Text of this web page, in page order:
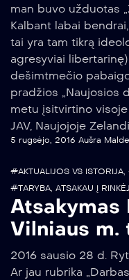
man buvo užduotas
Kalbant labai
tai yra tam tikrą
agresyviai
dešimtmečio
pradžios „Naujosios
metu įsitvirtino
JAV, Naujojoje
5 rugsėjo, 2016 Aušra
#AKTUALIJOS VS ISTORIJA,
#TARYBA, ATSAKAU Į
Atsakymas
Vilniaus m.
2016 sausio 28 d.
Ar jau rubrika